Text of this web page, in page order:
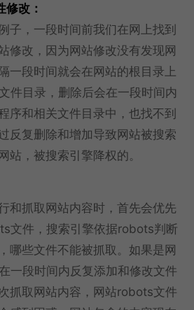
修改：
子，一段时间前我们在网上找到
修改，因为网站修改没有发现网
一段时间就会在网站的根目录上
件目录，删除后会在一段时间内
序和相关文件目录中，也找不到
反复删除和增加导致网站被搜索
站，被搜索引擎降权的。
和抓取网站内容时，首先会优先
文件，搜索引擎依据robots判断
哪些文件不能被抓取。如果是网
一段时间内反复添加和修改文件
抓取网站内容，网站robots文件